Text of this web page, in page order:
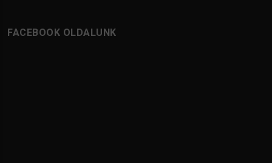
FACEBOOK OLDALUNK